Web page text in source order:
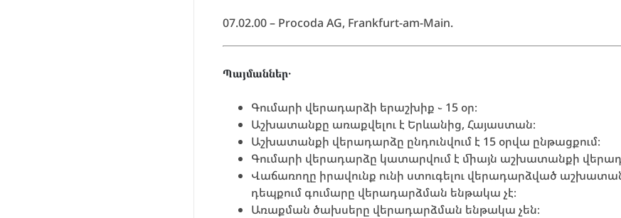
07.02.00 – Procoda AG, Frankfurt-am-Main.
Պայմաններ․
Գումարի վերադարձի երաշխիք ֊ 15 օր։
Աշխատանքը առաքվելու է Երևանից, Հայաստան։
Աշխատանքի վերադարձը ընդունվում է 15 օրվա ընթացքում։
Գումարի վերադարձը կատարվում է միայն աշխատանքի
Վաճառողը իրավունք ունի ստուգելու վերադարձված
դեպքում գումարը վերադարձման ենթակա չէ։
Առաքման ծախսերը վերադարձման ենթակա չեն։